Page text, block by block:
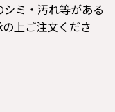
ミ・汚れ等がある
上ご注文くださ